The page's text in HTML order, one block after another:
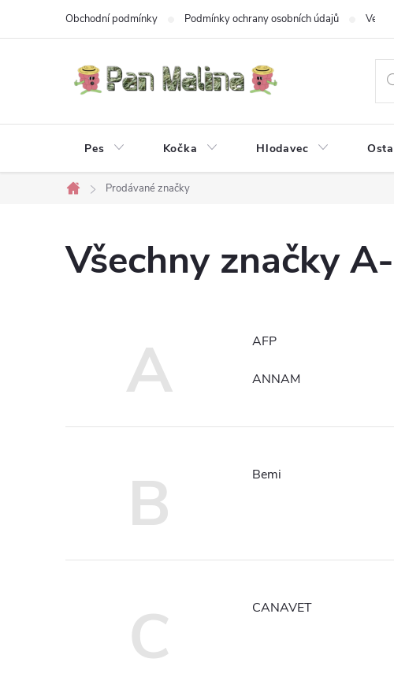
Obchodní podmínky Podmínky ochrany osobních údajů
Pes Kočka Hlodavec
Domů
Prodávané značky
Všechny značky
A AFP
ANNAM
B Bemi
C CANAVET